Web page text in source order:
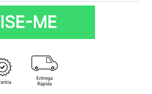
ME